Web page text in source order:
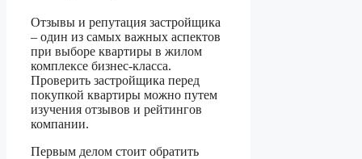
Отзывы и репутация застройщика
– один из самых важных аспектов
при выборе квартиры в жилом
комплексе бизнес-класса.
Проверить застройщика перед
покупкой квартиры можно путем
изучения отзывов и рейтингов
компании.
Первым делом стоит обратить